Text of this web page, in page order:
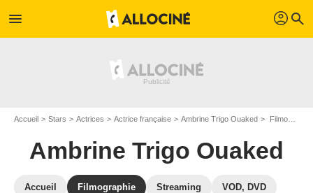
menu profil search
Accueil Stars Actrices Actrice française Ambrine Trigo Ouaked Filmographie Ambrine Trigo Ouaked
Ambrine Trigo Ouaked
Accueil Filmographie Streaming VOD, DVD